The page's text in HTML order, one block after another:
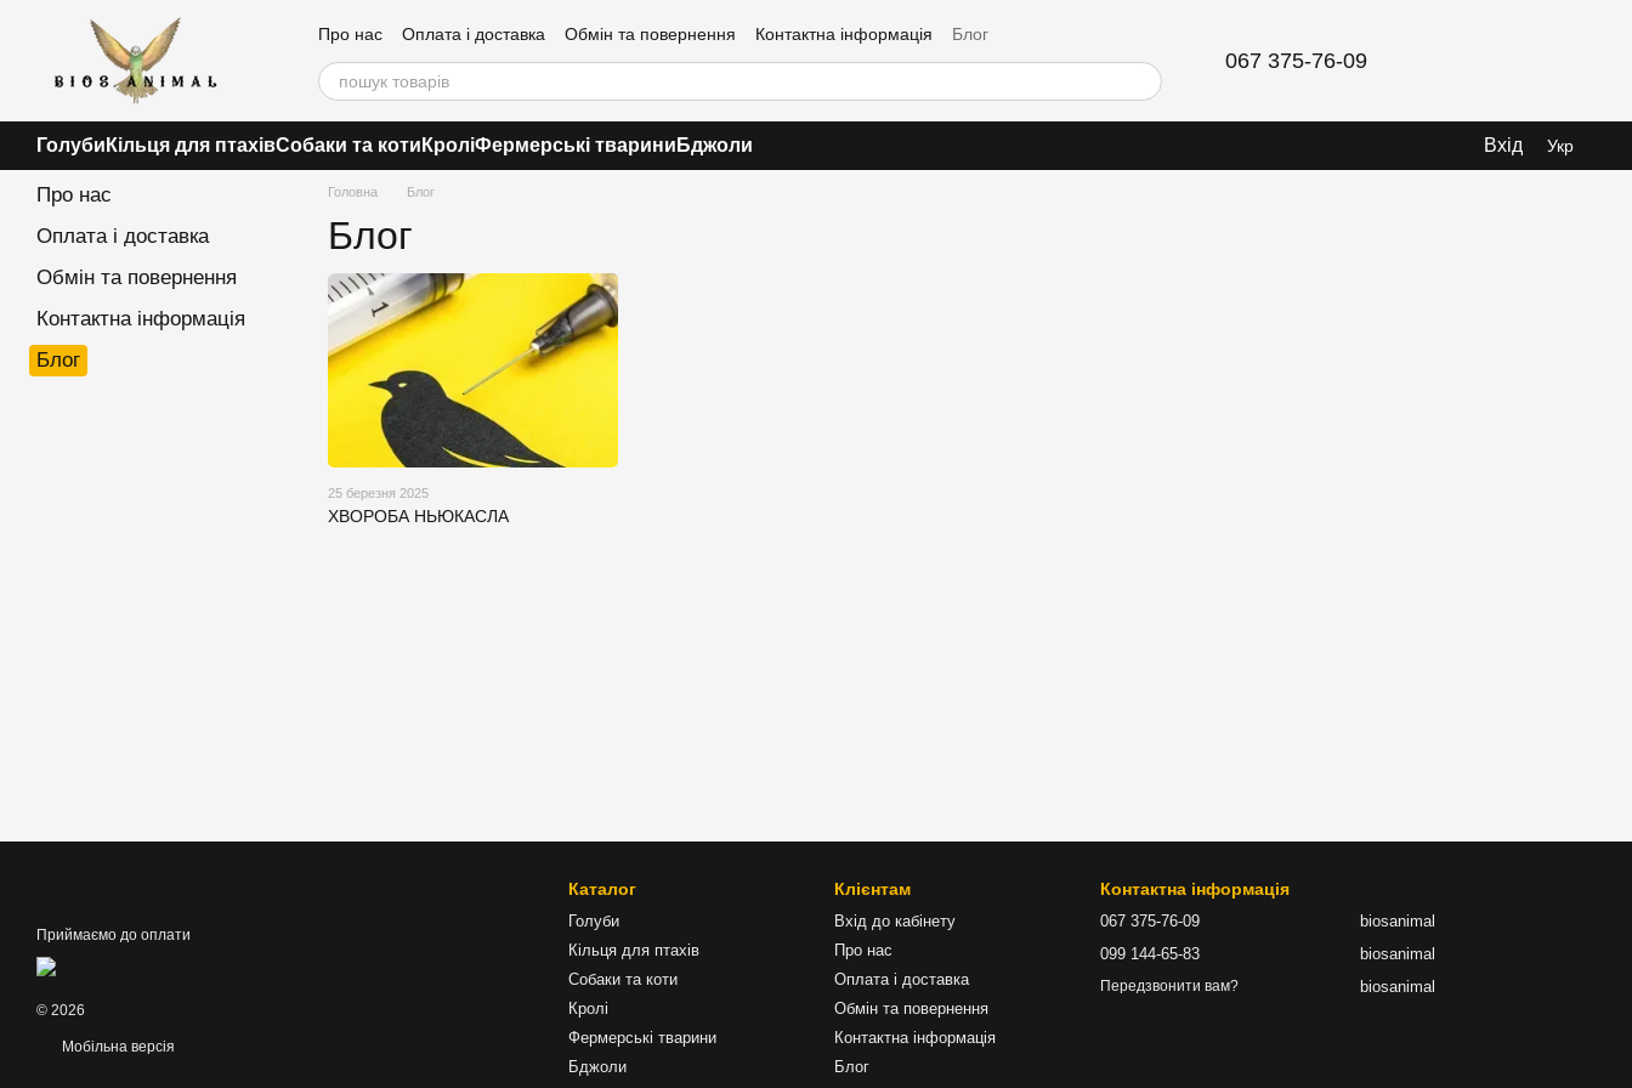
Перейти до основного контенту
Про нас Оплата і доставка Обмін та повернення Контактна інформація Блог
067 375-76-09
Голуби Кільця для птахівСобаки та коти КроліФермерські тварини Бджоли Вхід Укр
Головна Блог
Блог
25 березня 2025
ХВОРОБА НЬЮКАСЛА
Про нас
Оплата і доставка
Обмін та повернення
Контактна інформація
Блог
Приймаємо до оплати
© 2026
Мобільна версія
Каталог
Голуби
Кільця для птахів
Собаки та коти
Кролі
Фермерські тварини
Бджоли
Клієнтам
Вхід до кабінету
Про нас
Оплата і доставка
Обмін та повернення
Контактна інформація
Блог
Контактна інформація
067 375-76-09
099 144-65-83
Передзвонити вам?
biosanimal
biosanimal
biosanimal